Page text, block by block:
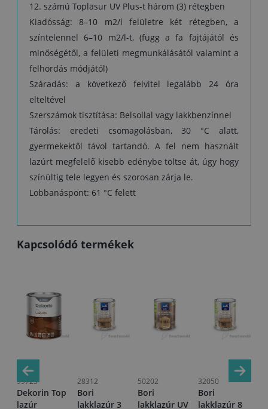
12. számú Toplasur UV Plus-t három (3) rétegben
Kiadósság: 8–10 m2/l felületre két rétegben, a
színtelennel 6–10 m2/l-t, (függ a fa fajtájától és
minőségétől, a felületi megmunkálásától valamint a
felhordás módjától)
Száradás: a következő felvitel legalább 24 óra
elteltével
Szerszámok tisztítása: Belsollal vagy lakkbenzínnel
Tárolás: eredeti csomagolásban, 30 °C alatt,
gyermekektől távol tartandó. A fel nem használt
lazúrt megfelelő kisebb edénybe töltse át, úgy hogy
színültig tele legyen és szorosan zárja le.
Lobbanáspont: 61 °C felett
Kapcsolódó termékek
99725
Dekorin Top
lazúr
28312
Bori
lakklazúr 3
50202
Bori
lakklazúr UV
32050
Bori
lakklazúr 8